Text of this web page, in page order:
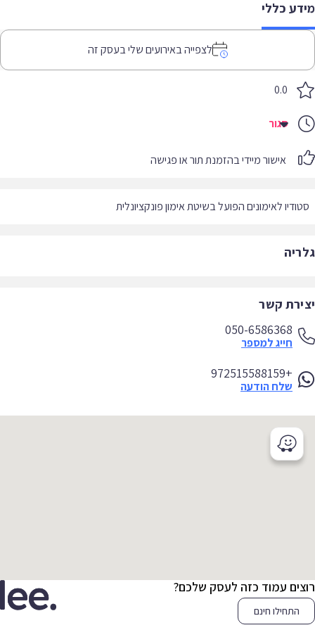
כללי
לצפייה באירועים שלי בעסק זה
0.0
סגור
אישור מיידי בהזמנת תור או פגישה
לאימונים הפועל בשיטת אימון פונקציונלית
קשר
050-6586368
חייג למספר
+972515588159
שלח הודעה
עמוד כזה לעסק שלכם?
התחילו חינם